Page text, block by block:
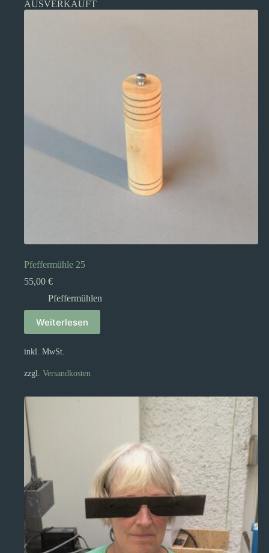
AUSVERKAUFT
Pfeffermühle 25
55,00 €
Pfeffermühlen
Weiterlesen
inkl. MwSt.
zzgl. Versandkosten